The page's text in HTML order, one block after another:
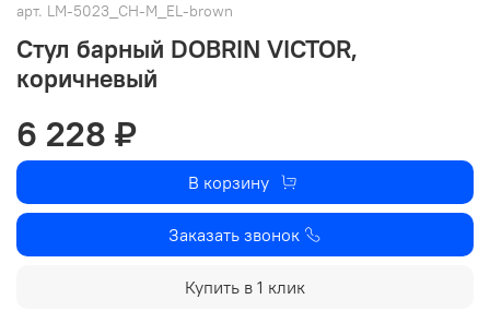
арт. LM-5023_CH-M_EL-brown
Стул барный DOBRIN VICTOR,
коричневый
6 228 ₽
В корзину
Заказать звонок
Купить в 1 клик